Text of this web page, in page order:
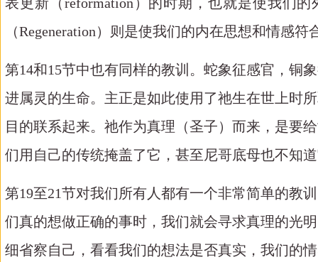
（Regeneration）则是使我们的内在思想和情感
第14和15节中也有同样的教训。蛇象征感官，铜
进属灵的生命。主正是如此使用了祂生在世上时
目的联系起来。祂作为真理（圣子）而来，是要
们用自己的传统掩盖了它，甚至尼哥底母也不知
第19至21节对我们所有人都有一个非常简单的教
们真的想做正确的事时，我们就会寻求真理的光
细省察自己，看看我们的想法是否真实，我们的